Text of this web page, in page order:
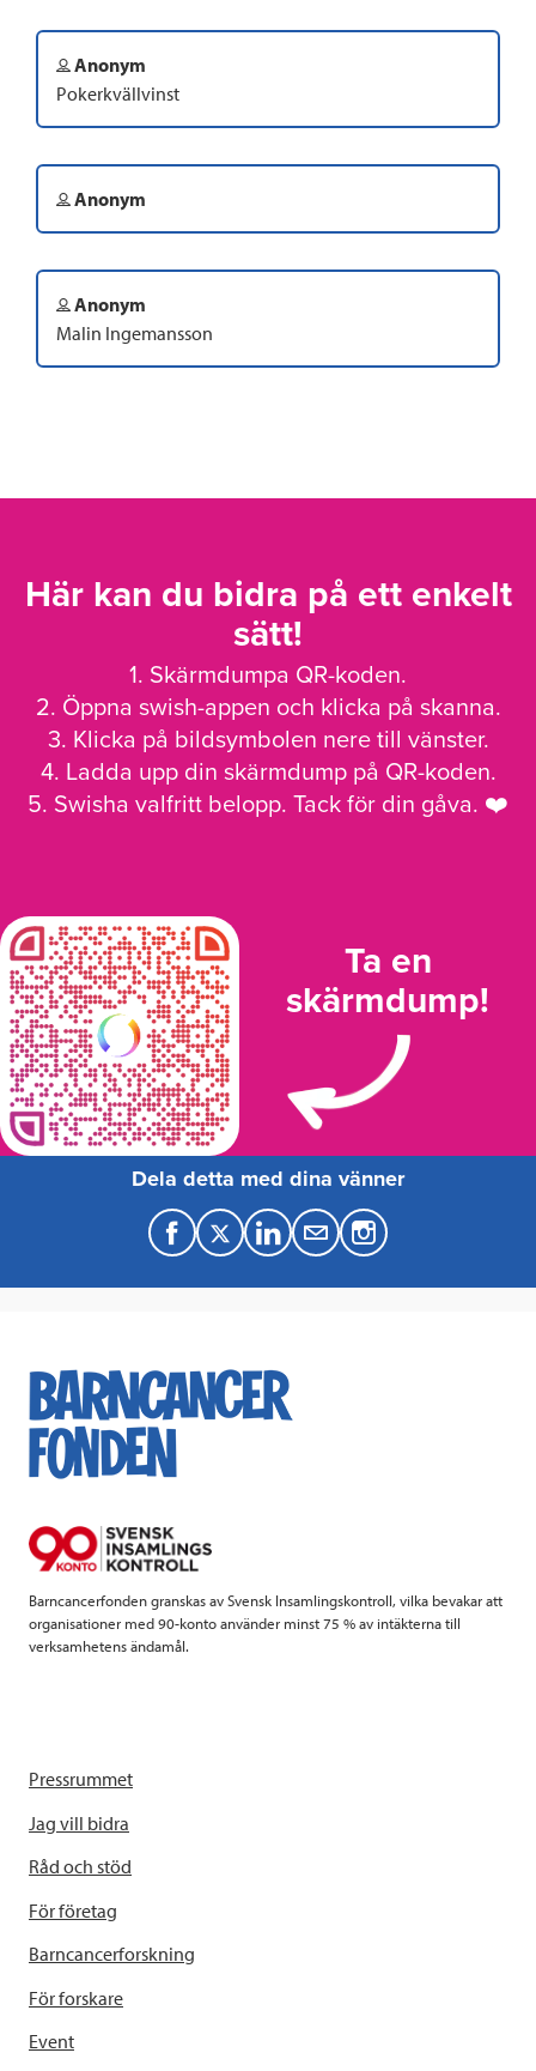
Anonym
Pokerkvällvinst
Anonym
Anonym
Malin Ingemansson
Här kan du bidra på ett enkelt
sätt!
1. Skärmdumpa QR-koden.
2. Öppna swish-appen och klicka på skanna.
3. Klicka på bildsymbolen nere till vänster.
4. Ladda upp din skärmdump på QR-koden.
5. Swisha valfritt belopp. Tack för din gåva. ❤️
Ta en
skärmdump!
Dela detta med dina vänner
F
a
e
b
k
T
w
t
t
L
i
k
e
M
a
Barncancerfonden granskas av Svensk Insamlingskontroll, vilka bevakar att
organisationer med 90-konto använder minst 75 % av intäkterna till
verksamhetens ändamål.
Pressrummet
Jag vill bidra
Råd och stöd
För företag
Barncancerforskning
För forskare
Event